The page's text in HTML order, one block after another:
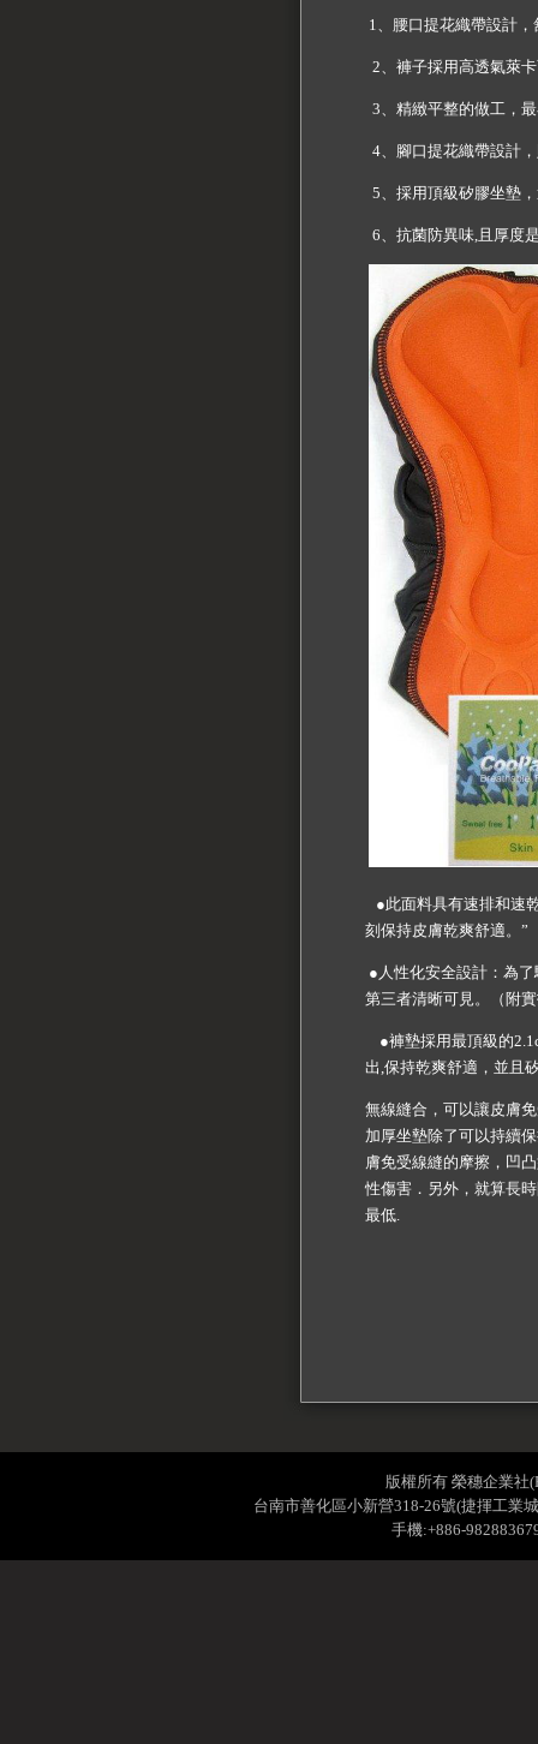
1、腰口提花織帶設計，
2、褲子採用高透氣萊
3、精緻平整的做工，
4、腳口提花織帶設計
5、採用頂級矽膠坐墊
6、抗菌防異味,且厚度
●此面料具有速排和速
刻保持皮膚乾爽舒適。”
●人性化安全設計：為
第三者清晰可見。（附
●褲墊採用最頂級的
出,保持乾爽舒適，並且
無線縫合，可以讓皮膚
加厚坐墊除了可以持續
膚免受線縫的摩擦，凹
性傷害．另外，就算長
最低.
版權所有 榮穗企業社
台南市善化區小新營318-26號(捷揮工業
手機:+886-